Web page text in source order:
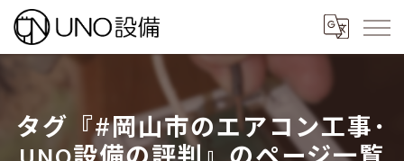
タグ『#岡山市のエアコン工事･